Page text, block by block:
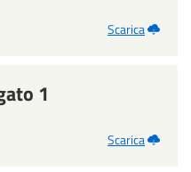
Scarica
1
Scarica